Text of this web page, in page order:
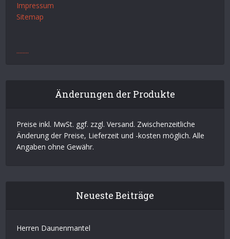
Impressum
Sitemap
........
Änderungen der Produkte
Preise inkl. MwSt. ggf. zzgl. Versand. Zwischenzeitliche
Änderung der Preise, Lieferzeit und -kosten möglich. Alle
Angaben ohne Gewähr.
Neueste Beiträge
Herren Daunenmantel